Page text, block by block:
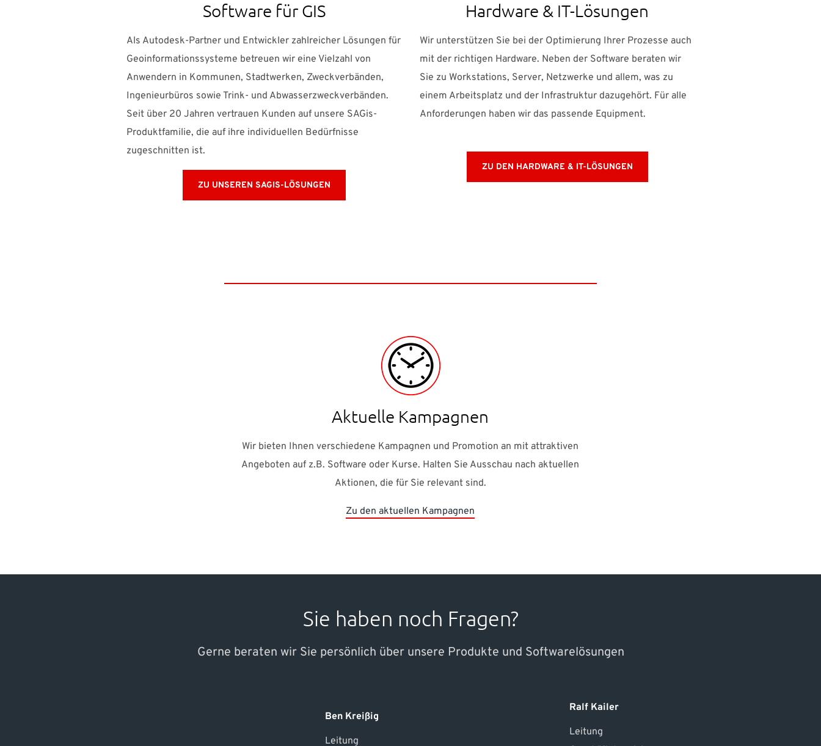
Software für GIS
Als Autodesk-Partner und Entwickler zahlreicher Lösungen für
Geoinformationssysteme betreuen wir eine Vielzahl von
Anwendern in Kommunen, Stadtwerken, Zweckverbänden,
Ingenieurbüros sowie Trink- und Abwasserzweckverbänden.
Seit über 20 Jahren vertrauen Kunden auf unsere SAGis-
Produktfamilie, die auf ihre individuellen Bedürfnisse
zugeschnitten ist.
ZU UNSEREN SAGIS-LÖSUNGEN
Hardware & IT-Lösungen
Wir unterstützen Sie bei der Optimierung Ihrer Prozesse auch
mit der richtigen Hardware. Neben der Software beraten wir
Sie zu Workstations, Server, Netzwerke und allem, was zu
einem Arbeitsplatz und der Infrastruktur dazugehört. Für alle
Anforderungen haben wir das passende Equipment.
ZU DEN HARDWARE & IT-LÖSUNGEN
Aktuelle Kampagnen
Wir bieten Ihnen verschiedene Kampagnen und Promotion an mit attraktiven
Angeboten auf z.B. Software oder Kurse. Halten Sie Ausschau nach aktuellen
Aktionen, die für Sie relevant sind.
Zu den aktuellen Kampagnen
Sie haben noch Fragen?
Gerne beraten wir Sie persönlich über unsere Produkte und Softwarelösungen
Ben Kreißig
Leitung
Ralf Kailer
Leitung